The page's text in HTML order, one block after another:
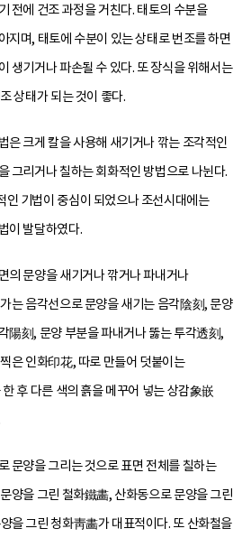
전에 건조 과정을 거친다. 태토의 수분을
지며, 태토에 수분이 있는 상태로 번조를 하면
생기거나 파손될 수 있다. 또 장식을 위해서는
상태가 되는 것이 좋다.
은 크게 칼을 사용해 새기거나 깎는 조각적인
그리거나 칠하는 회화적인 방법으로 나뉜다.
인 기법이 중심이 되었으나 조선시대에는
이 발달하였다.
의 문양을 새기거나 깎거나 파내거나
는 음각선으로 문양을 새기는 음각陰刻, 문양
陽刻, 문양 부분을 파내거나 뚫는 투각透刻,
은 인화印花, 따로 만들어 덧붙이는
후 다른 색의 흙을 메꾸어 넣는 상감象嵌
문양을 그리는 것으로 표면 전체를 칠하는
양을 그린 철화鐵畵, 산화동으로 문양을 그린
을 그린 청화靑畵가 대표적이다. 또 산화철을